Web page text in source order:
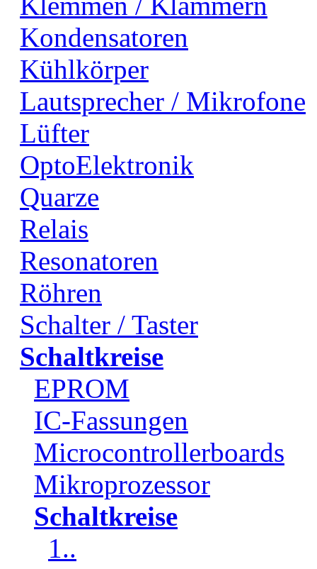
Kondensatoren
Kühlkörper
Lautsprecher / Mikrofone
Lüfter
OptoElektronik
Quarze
Relais
Resonatoren
Röhren
Schalter / Taster
Schaltkreise
EPROM
IC-Fassungen
Microcontrollerboards
Mikroprozessor
Schaltkreise
1..